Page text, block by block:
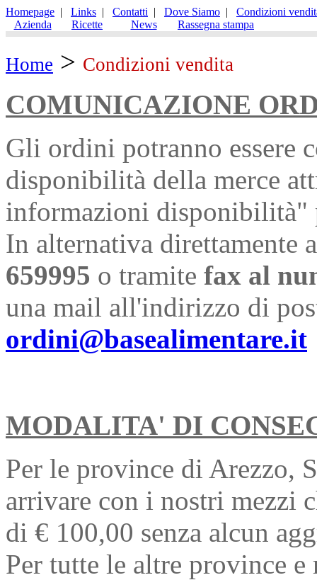
Homepage | Links | Contatti | Dove Siamo | Condizioni
Azienda
Ricette News Rassegna stampa
Home > Condizioni vendita
COMUNICAZIONE
Gli ordini potranno essere
disponibilità della merce
informazioni disponibilità"
In alternativa direttamente
659995 o tramite fax al
una mail all'indirizzo di
ordini@basealimentare.it
MODALITA' DI
Per le province di Arezzo,
arrivare con i nostri mezzi
di € 100,00 senza alcun
Per tutte le altre province